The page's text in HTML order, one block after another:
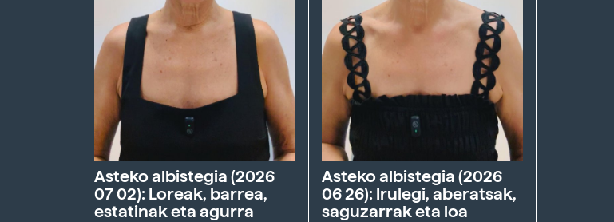
Asteko albistegia (2026
07 02): Loreak, barrea,
estatinak eta agurra
Asteko albistegia (2026
06 26): Irulegi, aberatsak,
saguzarrak eta loa